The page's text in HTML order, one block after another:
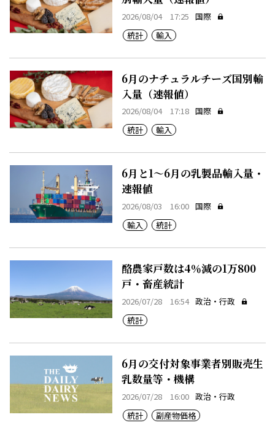
2026/08/04 17:25 国際
統計
輸入
6月のナチュラルチーズ国別輸
入量（速報値）
2026/08/04 17:18 国際
統計
輸入
6月と1～6月の乳製品輸入量・
速報値
2026/08/03 16:00 国際
輸入
統計
酪農家戸数は4％減の1万800
戸・畜産統計
2026/07/28 16:54 政治・行政
統計
6月の交付対象事業者別販売生
乳数量等・機構
2026/07/28 16:00 政治・行政
統計
副産物価格